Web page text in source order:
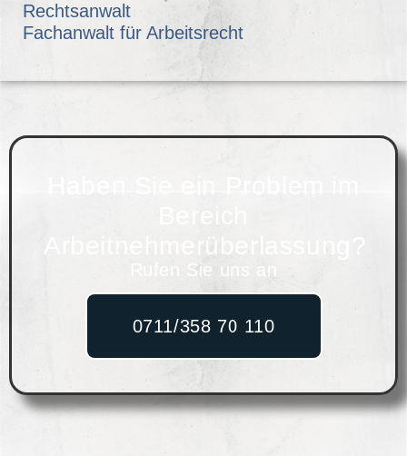
Rechtsanwalt
Fachanwalt für Arbeitsrecht
Bereich
Arbeitnehmerüberlassung?
Rufen Sie uns an
0711/358 70 110